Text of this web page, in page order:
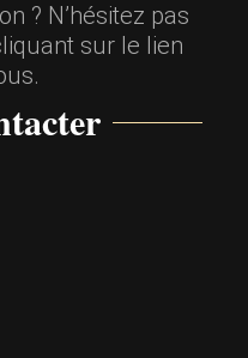
? N’hésitez pas
sur le lien